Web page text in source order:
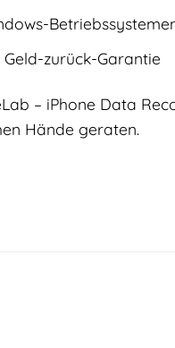
zurück-Garantie
– iPhone Data
Hände geraten.